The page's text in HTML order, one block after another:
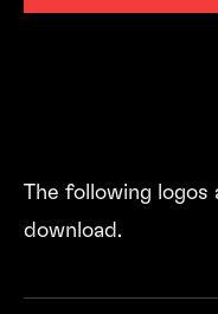
The following
download.